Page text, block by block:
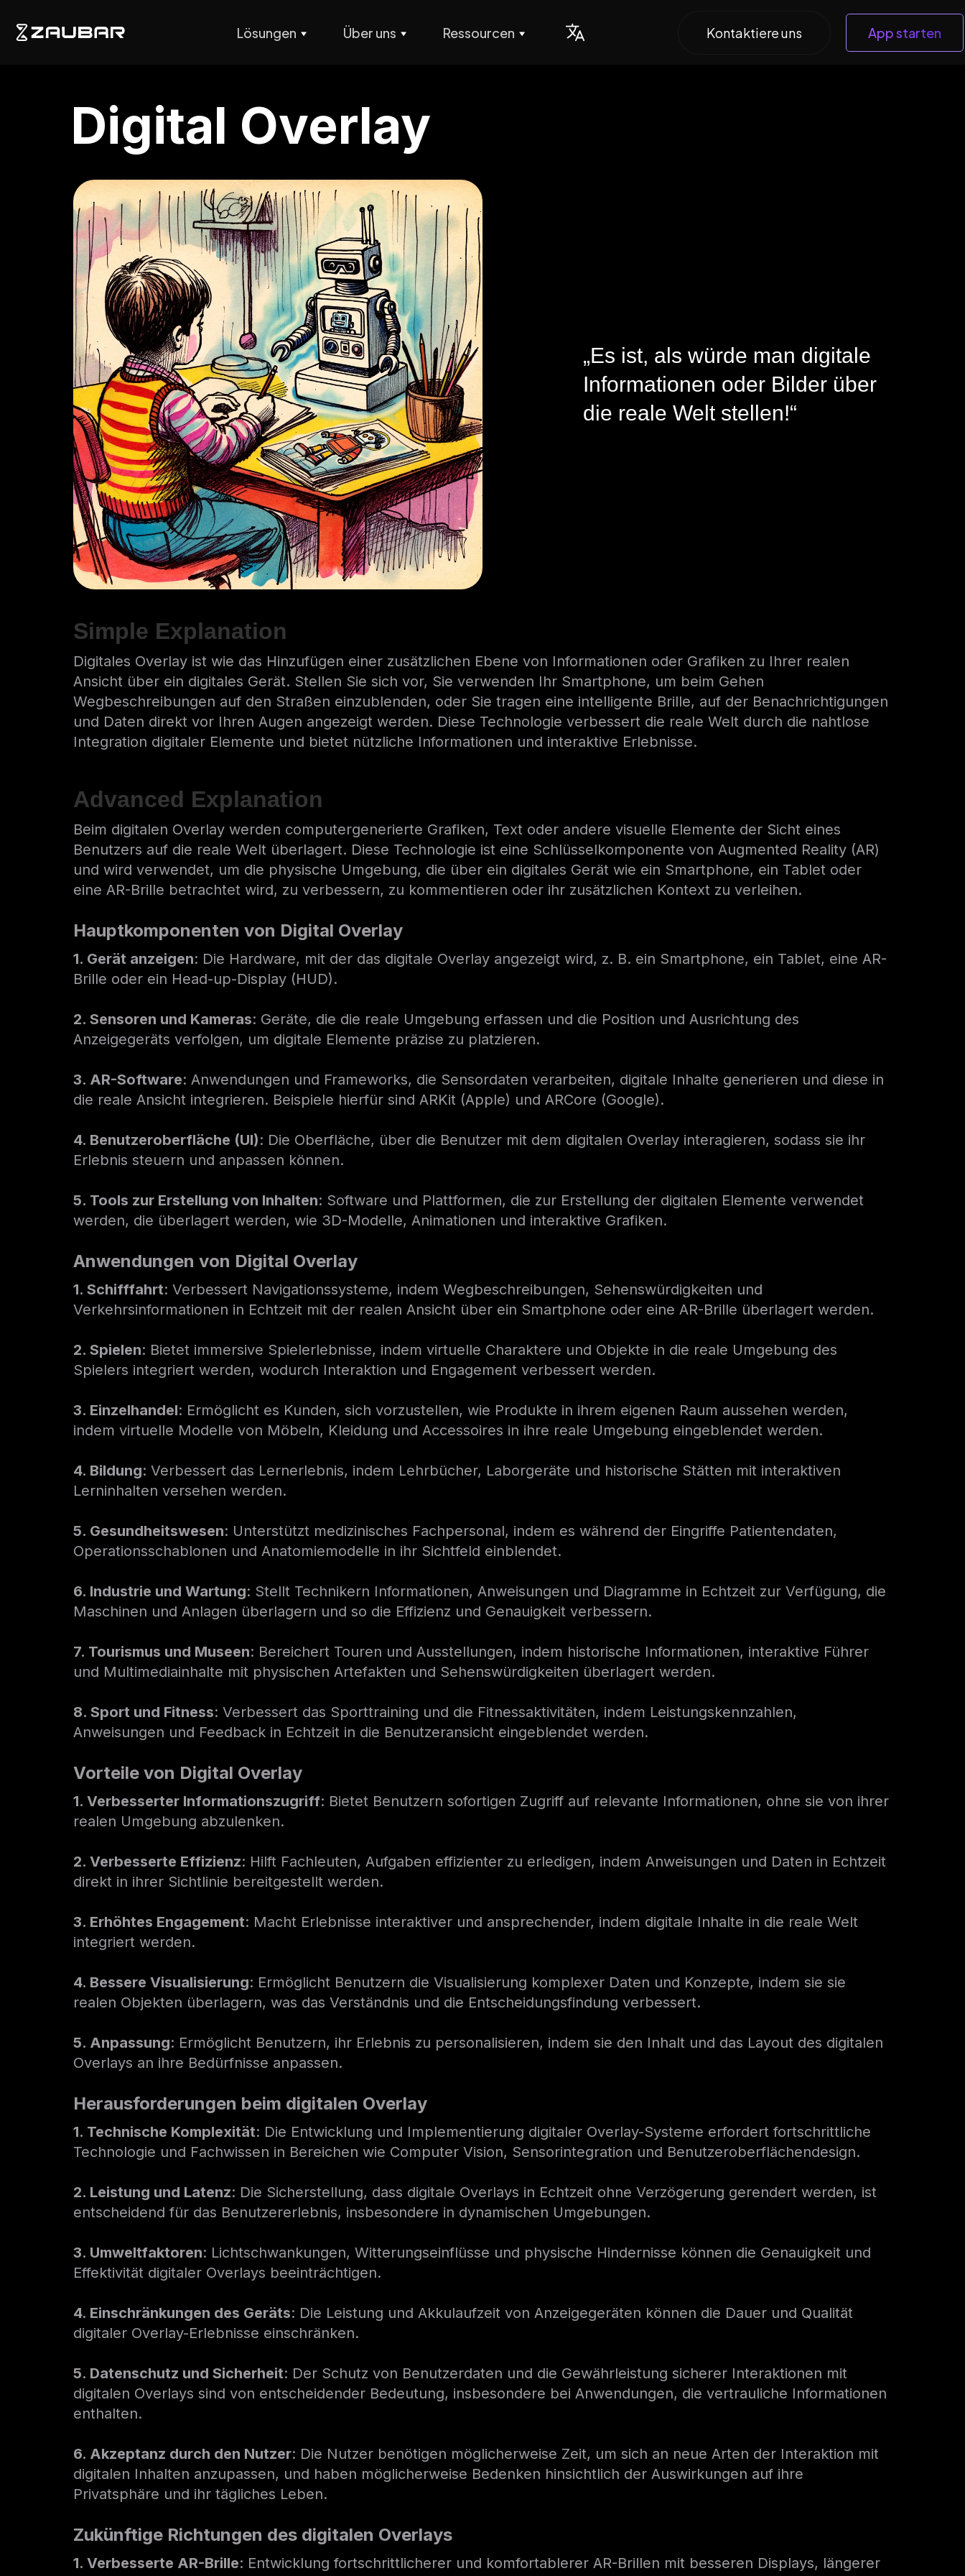
Lösungen Über uns Ressourcen Kontaktiere uns App starten
Digital Overlay
„Es ist, als würde man digitale
Informationen oder Bilder über
die reale Welt stellen!“
Simple Explanation
Digitales Overlay ist wie das Hinzufügen einer zusätzlichen Ebene von Informationen oder Grafiken zu Ihrer realen
Ansicht über ein digitales Gerät. Stellen Sie sich vor, Sie verwenden Ihr Smartphone, um beim Gehen
Wegbeschreibungen auf den Straßen einzublenden, oder Sie tragen eine intelligente Brille, auf der Benachrichtigungen
und Daten direkt vor Ihren Augen angezeigt werden. Diese Technologie verbessert die reale Welt durch die nahtlose
Integration digitaler Elemente und bietet nützliche Informationen und interaktive Erlebnisse.
Advanced Explanation
Beim digitalen Overlay werden computergenerierte Grafiken, Text oder andere visuelle Elemente der Sicht eines
Benutzers auf die reale Welt überlagert. Diese Technologie ist eine Schlüsselkomponente von Augmented Reality (AR)
und wird verwendet, um die physische Umgebung, die über ein digitales Gerät wie ein Smartphone, ein Tablet oder
eine AR-Brille betrachtet wird, zu verbessern, zu kommentieren oder ihr zusätzlichen Kontext zu verleihen.
Hauptkomponenten von Digital Overlay
1. Gerät anzeigen: Die Hardware, mit der das digitale Overlay angezeigt wird, z. B. ein Smartphone, ein Tablet, eine AR-
Brille oder ein Head-up-Display (HUD).
2. Sensoren und Kameras: Geräte, die die reale Umgebung erfassen und die Position und Ausrichtung des
Anzeigegeräts verfolgen, um digitale Elemente präzise zu platzieren.
3. AR-Software: Anwendungen und Frameworks, die Sensordaten verarbeiten, digitale Inhalte generieren und diese in
die reale Ansicht integrieren. Beispiele hierfür sind ARKit (Apple) und ARCore (Google).
4. Benutzeroberfläche (UI): Die Oberfläche, über die Benutzer mit dem digitalen Overlay interagieren, sodass sie ihr
Erlebnis steuern und anpassen können.
5. Tools zur Erstellung von Inhalten: Software und Plattformen, die zur Erstellung der digitalen Elemente verwendet
werden, die überlagert werden, wie 3D-Modelle, Animationen und interaktive Grafiken.
Anwendungen von Digital Overlay
1. Schifffahrt: Verbessert Navigationssysteme, indem Wegbeschreibungen, Sehenswürdigkeiten und
Verkehrsinformationen in Echtzeit mit der realen Ansicht über ein Smartphone oder eine AR-Brille überlagert werden.
2. Spielen: Bietet immersive Spielerlebnisse, indem virtuelle Charaktere und Objekte in die reale Umgebung des
Spielers integriert werden, wodurch Interaktion und Engagement verbessert werden.
3. Einzelhandel: Ermöglicht es Kunden, sich vorzustellen, wie Produkte in ihrem eigenen Raum aussehen werden,
indem virtuelle Modelle von Möbeln, Kleidung und Accessoires in ihre reale Umgebung eingeblendet werden.
4. Bildung: Verbessert das Lernerlebnis, indem Lehrbücher, Laborgeräte und historische Stätten mit interaktiven
Lerninhalten versehen werden.
5. Gesundheitswesen: Unterstützt medizinisches Fachpersonal, indem es während der Eingriffe Patientendaten,
Operationsschablonen und Anatomiemodelle in ihr Sichtfeld einblendet.
6. Industrie und Wartung: Stellt Technikern Informationen, Anweisungen und Diagramme in Echtzeit zur Verfügung, die
Maschinen und Anlagen überlagern und so die Effizienz und Genauigkeit verbessern.
7. Tourismus und Museen: Bereichert Touren und Ausstellungen, indem historische Informationen, interaktive Führer
und Multimediainhalte mit physischen Artefakten und Sehenswürdigkeiten überlagert werden.
8. Sport und Fitness: Verbessert das Sporttraining und die Fitnessaktivitäten, indem Leistungskennzahlen,
Anweisungen und Feedback in Echtzeit in die Benutzeransicht eingeblendet werden.
Vorteile von Digital Overlay
1. Verbesserter Informationszugriff: Bietet Benutzern sofortigen Zugriff auf relevante Informationen, ohne sie von ihrer
realen Umgebung abzulenken.
2. Verbesserte Effizienz: Hilft Fachleuten, Aufgaben effizienter zu erledigen, indem Anweisungen und Daten in Echtzeit
direkt in ihrer Sichtlinie bereitgestellt werden.
3. Erhöhtes Engagement: Macht Erlebnisse interaktiver und ansprechender, indem digitale Inhalte in die reale Welt
integriert werden.
4. Bessere Visualisierung: Ermöglicht Benutzern die Visualisierung komplexer Daten und Konzepte, indem sie sie
realen Objekten überlagern, was das Verständnis und die Entscheidungsfindung verbessert.
5. Anpassung: Ermöglicht Benutzern, ihr Erlebnis zu personalisieren, indem sie den Inhalt und das Layout des digitalen
Overlays an ihre Bedürfnisse anpassen.
Herausforderungen beim digitalen Overlay
1. Technische Komplexität: Die Entwicklung und Implementierung digitaler Overlay-Systeme erfordert fortschrittliche
Technologie und Fachwissen in Bereichen wie Computer Vision, Sensorintegration und Benutzeroberflächendesign.
2. Leistung und Latenz: Die Sicherstellung, dass digitale Overlays in Echtzeit ohne Verzögerung gerendert werden, ist
entscheidend für das Benutzererlebnis, insbesondere in dynamischen Umgebungen.
3. Umweltfaktoren: Lichtschwankungen, Witterungseinflüsse und physische Hindernisse können die Genauigkeit und
Effektivität digitaler Overlays beeinträchtigen.
4. Einschränkungen des Geräts: Die Leistung und Akkulaufzeit von Anzeigegeräten können die Dauer und Qualität
digitaler Overlay-Erlebnisse einschränken.
5. Datenschutz und Sicherheit: Der Schutz von Benutzerdaten und die Gewährleistung sicherer Interaktionen mit
digitalen Overlays sind von entscheidender Bedeutung, insbesondere bei Anwendungen, die vertrauliche Informationen
enthalten.
6. Akzeptanz durch den Nutzer: Die Nutzer benötigen möglicherweise Zeit, um sich an neue Arten der Interaktion mit
digitalen Inhalten anzupassen, und haben möglicherweise Bedenken hinsichtlich der Auswirkungen auf ihre
Privatsphäre und ihr tägliches Leben.
Zukünftige Richtungen des digitalen Overlays
1. Verbesserte AR-Brille: Entwicklung fortschrittlicherer und komfortablerer AR-Brillen mit besseren Displays, längerer